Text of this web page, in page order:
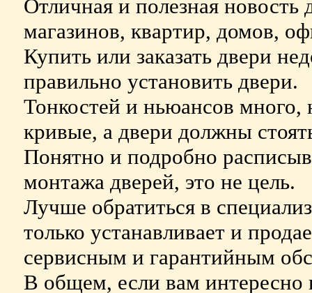
Отличная и полезная новость
магазинов, квартир, домов,
Купить или заказать двери
правильно установить двери.
Тонкостей и ньюансов много,
кривые, а двери должны
Понятно и подробно
монтажа дверей, это не цель.
Лучше обратиться в
только устанавливает и
сервисным и гарантийным
В общем, если вам интересно